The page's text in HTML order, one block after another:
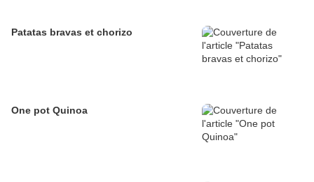
Patatas bravas et chorizo
One pot Quinoa